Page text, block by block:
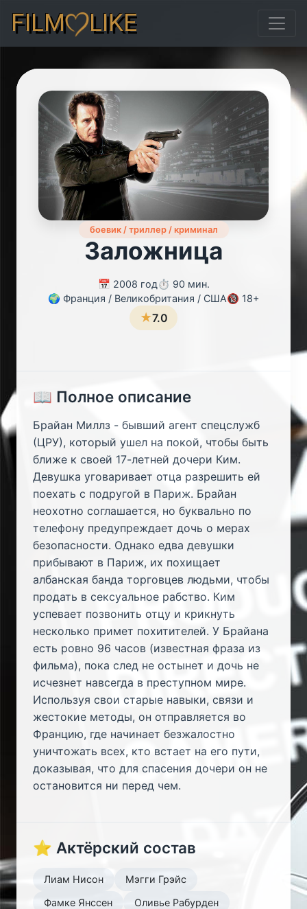
FILM LIKE
боевик / триллер / криминал
Заложница
📅 2008 год⏱️ 90 мин.
🌍 Франция / Великобритания / США🔞 18+
★7.0
📖 Полное описание
Брайан Миллз - бывший агент спецслужб
(ЦРУ), который ушел на покой, чтобы быть
ближе к своей 17-летней дочери Ким.
Девушка уговаривает отца разрешить ей
поехать с подругой в Париж. Брайан
неохотно соглашается, но буквально по
телефону предупреждает дочь о мерах
безопасности. Однако едва девушки
прибывают в Париж, их похищает
албанская банда торговцев людьми, чтобы
продать в сексуальное рабство. Ким
успевает позвонить отцу и крикнуть
несколько примет похитителей. У Брайана
есть ровно 96 часов (известная фраза из
фильма), пока след не остынет и дочь не
исчезнет навсегда в преступном мире.
Используя свои старые навыки, связи и
жестокие методы, он отправляется во
Францию, где начинает безжалостно
уничтожать всех, кто встает на его пути,
доказывая, что для спасения дочери он не
остановится ни перед чем.
⭐ Актёрский состав
Лиам Нисон
Мэгги Грэйс
Фамке Янссен
Оливье Рабурден